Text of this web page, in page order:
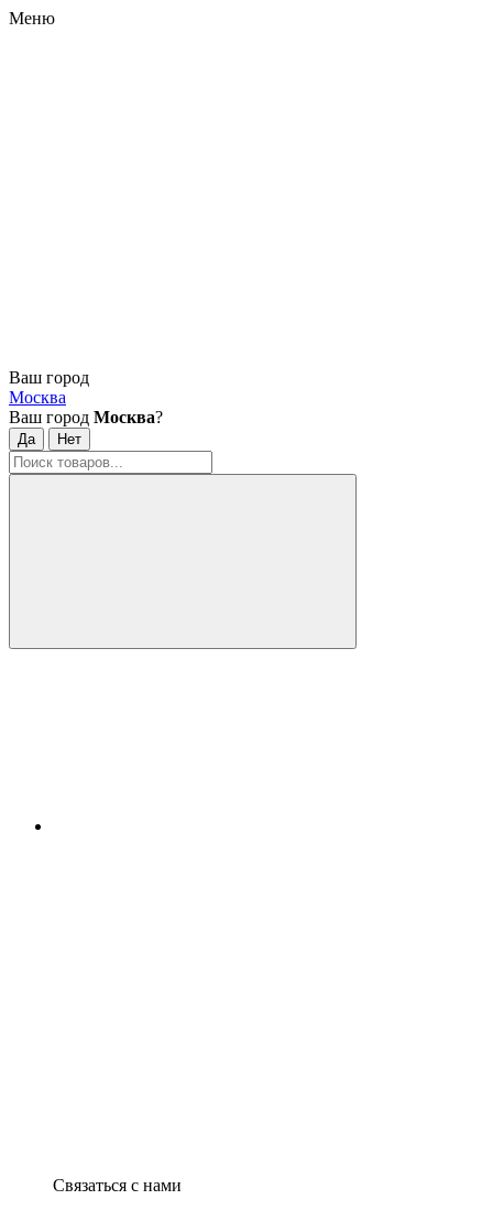
Меню
Ваш город
Москва
Ваш город Москва?
Связаться с нами